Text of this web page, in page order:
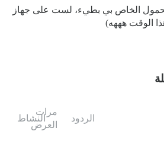
الخاص بي بطيء، لست على جهاز
الوقت هههه)
الردود
مرات
العرض
النشاط